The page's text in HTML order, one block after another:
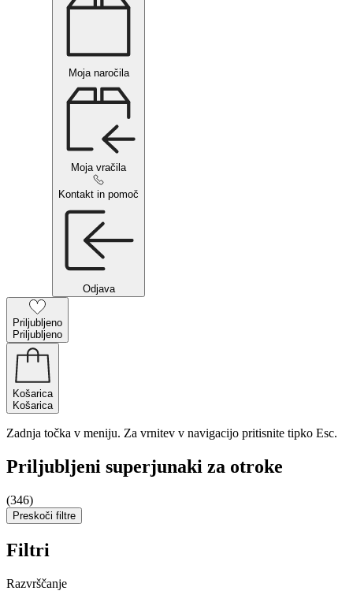
Moja naročila
Moja vračila
Kontakt in pomoč
Odjava
Priljubljeno
Priljubljeno
Košarica
Košarica
Zadnja točka v meniju. Za vrnitev v navigacijo pritisnite tipko Esc.
Priljubljeni superjunaki za otroke
(346)
Preskoči filtre
Filtri
Razvrščanje